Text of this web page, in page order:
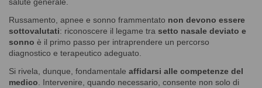
Russamento, apnee e sonno frammentato non devono essere
sottovalutati: riconoscere il legame tra setto nasale deviato e
sonno è il primo passo per intraprendere un percorso
diagnostico e terapeutico adeguato.
Si rivela, dunque, fondamentale affidarsi alle competenze del
medico . Intervenire, quando necessario, consente non solo di